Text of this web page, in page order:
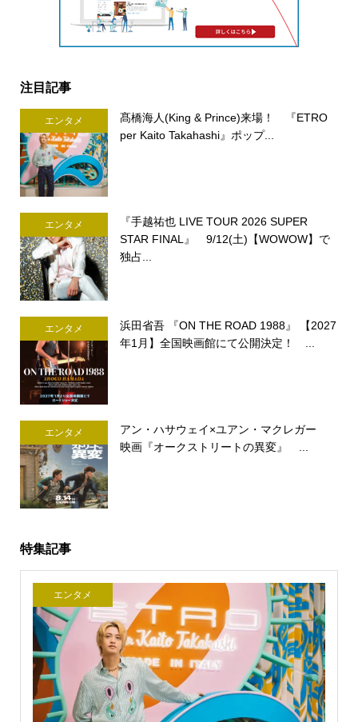
注目記事
エンタメ
髙橋海人(King & Prince)来場！ 『ETRO
per Kaito Takahashi』ポップ...
エンタメ
『手越祐也 LIVE TOUR 2026 SUPER
STAR FINAL』 9/12(土)【WOWOW】で
独占...
エンタメ
浜田省吾 『ON THE ROAD 1988』 【2027
年1月】全国映画館にて公開決定！ ...
エンタメ
アン・ハサウェイ×ユアン・マクレガー
映画『オークストリートの異変』 ...
特集記事
エンタメ